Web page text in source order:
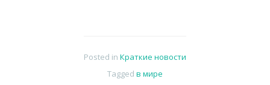
Posted in Краткие новости
Tagged в мире